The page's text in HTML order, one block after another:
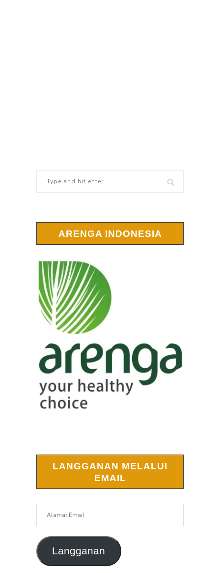
ARENGA INDONESIA
LANGGANAN MELALUI
EMAIL
Langganan